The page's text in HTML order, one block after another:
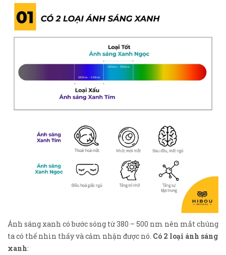
Ánh sáng xanh có bước sóng từ 380 – 500 nm nên mắt chúng
ta có thể nhìn thấy và cảm nhận được nó. Có 2 loại ánh sáng
xanh: